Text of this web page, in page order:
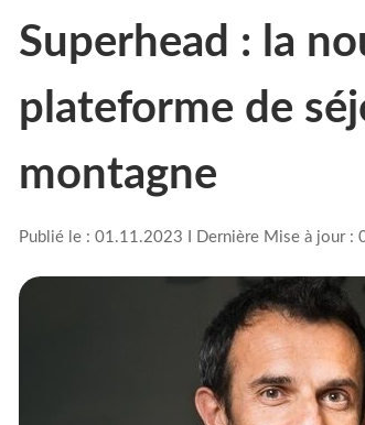
Superhead : la
plateforme de
montagne
Publié le : 01.11.2023 I Dernière Mise à jour :